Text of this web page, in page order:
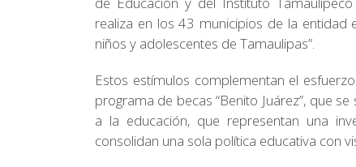
realiza en los 43 municipios de la entidad
niños y adolescentes de Tamaulipas”.
Estos estímulos complementan el
programa de becas “Benito Juárez”, que
a la educación, que representan una
consolidan una sola política educativa con